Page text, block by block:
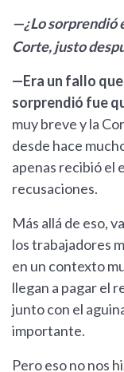
—¿Lo sorprendió
Corte, justo
—Era un fallo
sorprendió fue
muy breve y la
desde hace
apenas recibió el
recusaciones.
Más allá de eso,
los trabajadores
en un contexto
llegan a pagar el
junto con el
importante.
Pero eso no nos